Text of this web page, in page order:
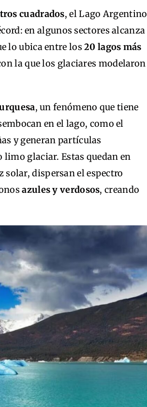
cuadrados, el Lago Argentino
en algunos sectores alcanza
lo ubica entre los20 lagos más
la que los glaciares modelaron
, un fenómeno que tiene
en el lago, como el
y generan partículas
limo glaciar. Estas quedan en
solar, dispersan el espectro
azules y verdosos, creando